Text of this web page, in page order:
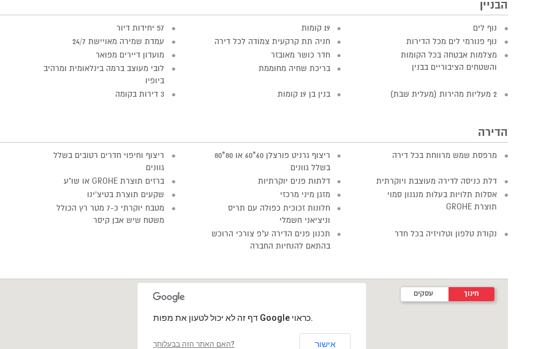
הבניין
נוף לים 19 קומות
57 יחידות דיור
נוף פנורמי לים מכל הדירות
חניה תת קרקעית צמודה לכל דירה
עמדת שמירה מאויישת 24/7
מצלמות אבטחה בכל הקומות
והשטחים הציבוריים בבנין
חדר כושר מאובזר
מועדון דיירים מפואר
בריכת שחיה מחוממת
לובי מעוצב ברמה בינלאומית ומרהיב
ביופיו
2 מעליות מהירות (מעלית שבת)
בנין בן 19 קומות 3 דירות בקומה
הדירה
מרפסת שמש מרווחת בכל דירה
ריצוף גרניט פורצלן 60*60 או 80*80
בשלל גוונים
ריצוף וחיפוי חדרים רטובים בשלל
גוונים
דלת כניסה לדירה מעוצבת ויוקרתית
דלתות פנים יוקרתיות
ברזים תוצרת GROHE או שו"ע
אסלות תלויות בעלות מנגנון סמוי
תוצרת GROHE
מזגן מיני מרכזי
שקעים תוצרת בטיצ'ינו
חלונות זכוכית כפולה עם תריס
וניציאני חשמלי
מטבח יוקרתי כ-7 מטר רץ הכולל
משטח שיש אבן קיסר
נקודת טלפון וטלויזיה בכל חדר
תכנון פנים הדירה ע"פ צורכי הרוכש
בהתאם להנחיות החברה
‏דף זה לא יכול לטעון את מפות Google כראוי.
האם האתר הזה בבעלותך? אישור
חינוך עסקים